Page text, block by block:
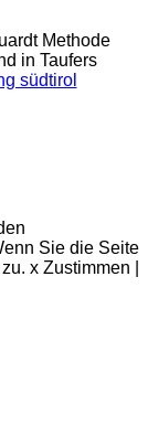
Sie die Seite
x Zustimmen